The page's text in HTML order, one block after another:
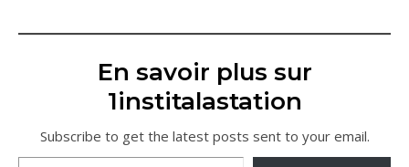
En savoir plus sur
1institalastation
Subscribe to get the latest posts sent to your email.
Saisissez votre adresse e-mail…